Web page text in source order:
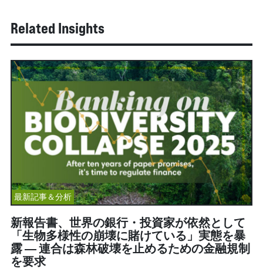
Related Insights
最新記事＆分析
新報告書、世界の銀行・投資家が依然として
「生物多様性の崩壊に賭けている」実態を暴
露 ― 連合は森林破壊を止めるための金融規制
を要求